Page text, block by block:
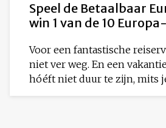
Speel de Betaalbaar
win 1 van de 10
Voor een fantastische
niet ver weg. En een
hóéft niet duur te zijn, mits